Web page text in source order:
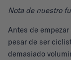
Nota de nuestro
Antes de
pesar de ser
demasiado